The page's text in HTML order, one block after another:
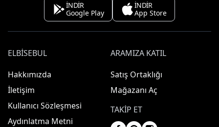
İNDİR
Google Play
İNDİR
App Store
ELBISEBUL
Hakkımızda
İletişim
Kullanıcı Sözleşmesi
Aydınlatma Metni
ARAMIZA KATIL
Satış Ortaklığı
Mağazanı Aç
TAKIP ET